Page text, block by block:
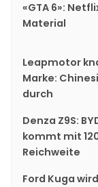
«GTA 6»:
Material
Leapmotor
Marke:
durch
Denza Z9S:
kommt mit
Reichweite
Ford Kuga